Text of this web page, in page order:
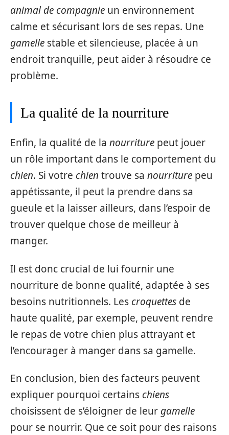
animal de compagnie un environnement
calme et sécurisant lors de ses repas. Une
gamelle stable et silencieuse, placée à un
endroit tranquille, peut aider à résoudre ce
problème.
La qualité de la nourriture
Enfin, la qualité de la nourriture peut jouer
un rôle important dans le comportement du
chien. Si votre chien trouve sa nourriture peu
appétissante, il peut la prendre dans sa
gueule et la laisser ailleurs, dans l’espoir de
trouver quelque chose de meilleur à
manger.
Il est donc crucial de lui fournir une
nourriture de bonne qualité, adaptée à ses
besoins nutritionnels. Les croquettes de
haute qualité, par exemple, peuvent rendre
le repas de votre chien plus attrayant et
l’encourager à manger dans sa gamelle.
En conclusion, bien des facteurs peuvent
expliquer pourquoi certains chiens
choisissent de s’éloigner de leur gamelle
pour se nourrir. Que ce soit pour des raisons